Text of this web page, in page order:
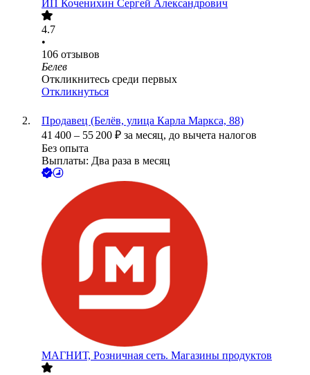
ИП Коченихин Сергей Александрович
4.7
•
106 отзывов
Белев
Откликнитесь среди первых
Откликнуться
Продавец (Белёв, улица Карла Маркса, 88)
41 400 – 55 200 ₽ за месяц, до вычета налогов
Без опыта
Выплаты: Два раза в месяц
МАГНИТ, Розничная сеть. Магазины продуктов